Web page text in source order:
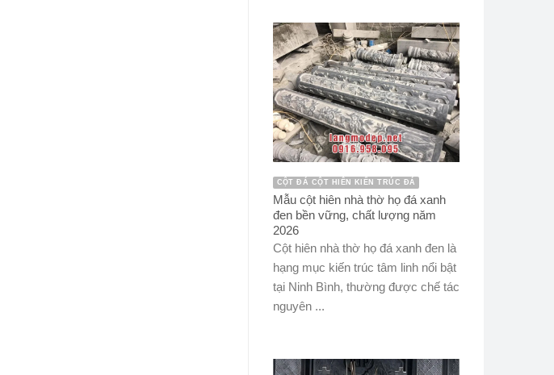
CỘT ĐÁ CỘT HIÊN KIẾN TRÚC ĐÁ
Mẫu cột hiên nhà thờ họ đá xanh
đen bền vững, chất lượng năm
2026
Cột hiên nhà thờ họ đá xanh đen là
hạng mục kiến trúc tâm linh nổi bật
tại Ninh Bình, thường được chế tác
nguyên ...